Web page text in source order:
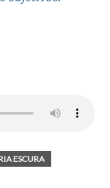
ESCURA